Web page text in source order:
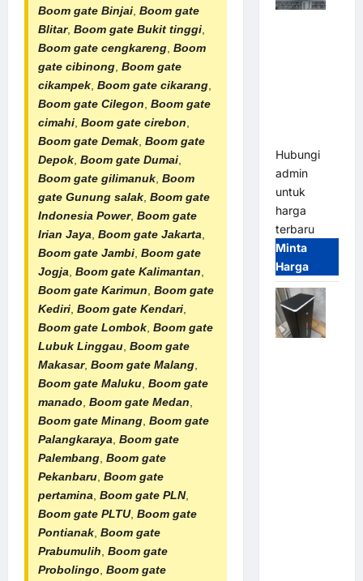
Boom gate Binjai, Boom gate
Blitar, Boom gate Bukit tinggi,
Boom gate cengkareng, Boom
gate cibinong, Boom gate
cikampek, Boom gate cikarang,
Boom gate Cilegon, Boom gate
cimahi, Boom gate cirebon,
Boom gate Demak, Boom gate
Depok, Boom gate Dumai,
Boom gate gilimanuk, Boom
gate Gunung salak, Boom gate
Indonesia Power, Boom gate
Irian Jaya, Boom gate Jakarta,
Boom gate Jambi, Boom gate
Jogja, Boom gate Kalimantan,
Boom gate Karimun, Boom gate
Kediri, Boom gate Kendari,
Boom gate Lombok, Boom gate
Lubuk Linggau, Boom gate
Makasar, Boom gate Malang,
Boom gate Maluku, Boom gate
manado, Boom gate Medan,
Boom gate Minang, Boom gate
Palangkaraya, Boom gate
Palembang, Boom gate
Pekanbaru, Boom gate
pertamina, Boom gate PLN,
Boom gate PLTU, Boom gate
Pontianak, Boom gate
Prabumulih, Boom gate
Probolingo, Boom gate
Hubungi
admin
untuk
harga
terbaru
Minta
Harga